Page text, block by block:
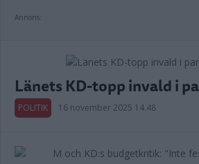
Annons:
Länets KD-topp invald i
POLITIK 16 november 2025 14.48